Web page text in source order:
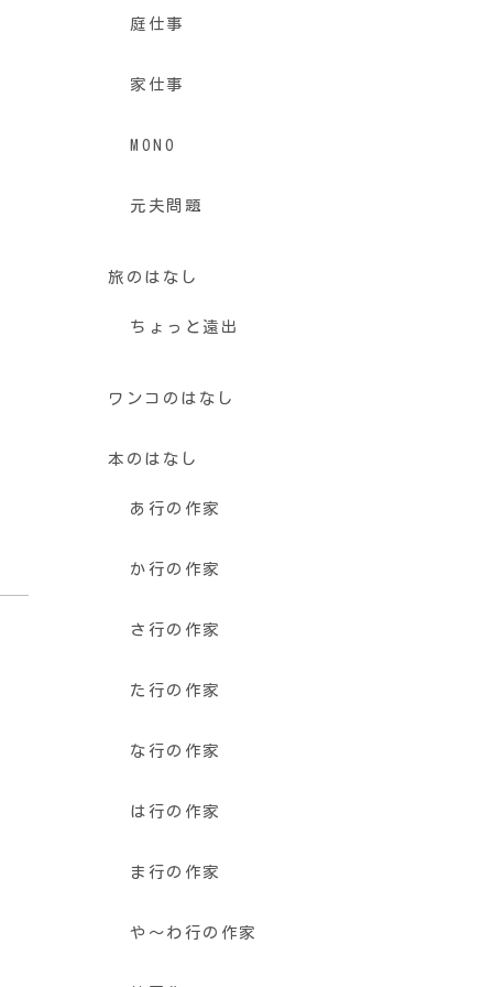
庭仕事
家仕事
MONO
元夫問題
旅のはなし
ちょっと遠出
ワンコのはなし
本のはなし
あ行の作家
か行の作家
さ行の作家
た行の作家
な行の作家
は行の作家
ま行の作家
や〜わ行の作家